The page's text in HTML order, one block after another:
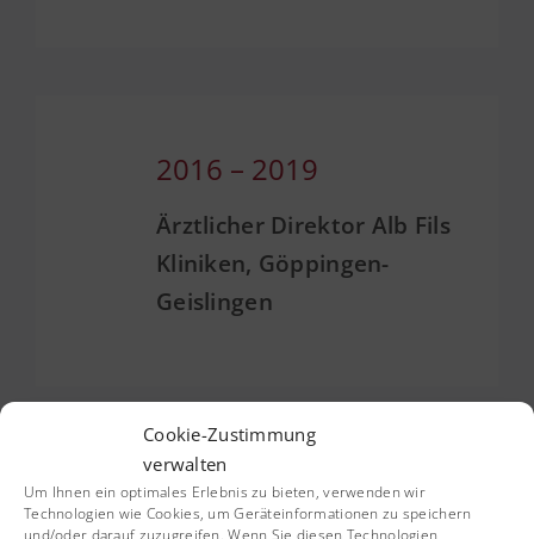
Cookie-Zustimmung
verwalten
Um Ihnen ein optimales Erlebnis zu bieten, verwenden wir
Technologien wie Cookies, um Geräteinformationen zu speichern
und/oder darauf zuzugreifen. Wenn Sie diesen Technologien
2016 – 2019
Ärztlicher Direktor Alb Fils
Kliniken, Göppingen-
Geislingen
2014 – 2023